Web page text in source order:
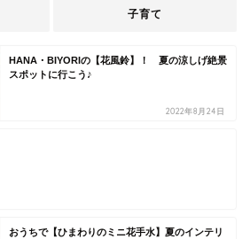
子育て
HANA・BIYORIの【花風鈴】！ 夏の涼しげ絶景
スポットに行こう♪
2022年8月24日
おうちで【ひまわりのミニ花手水】夏のインテリ